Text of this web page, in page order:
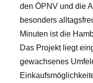
den ÖPNV und die
besonders
Minuten ist die
Das Projekt liegt
gewachsenes